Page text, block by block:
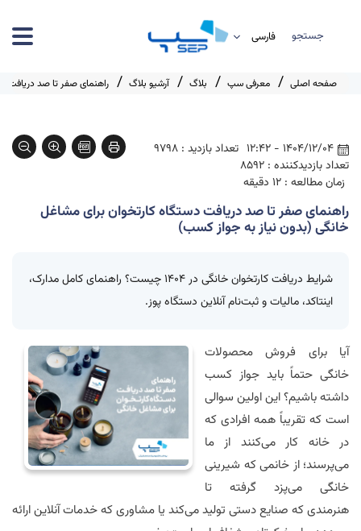
جستجو
صفحه اصلی معرفی سپ بلاگ آرشیو بلاگ راهنمای صفر تا صد دریافت
1404/12/04 - 12:42
تعداد بازدید : 9798
تعداد بازدیدکننده : 8592
زمان مطالعه : 12 دقیقه
راهنمای صفر تا صد دریافت دستگاه کارتخوان برای مشاغل
خانگی (بدون نیاز به جواز کسب)
شرایط دریافتکارتخوان
خانگی در ۱۴۰۴ چیست؟ راهنمای کامل مدارک،
اینتاکد، مالیات و ثبت‌نام آنلاین دستگاه پوز.
آیا برای فروش محصولات
خانگی حتماً باید جواز کسب
داشته باشیم؟ این اولین سوالی
است که تقریباً همه افرادی که
در خانه کار می‌کنند از ما
می‌پرسند؛ از خانمی که شیرینی
خانگی می‌پزد گرفته تا
هنرمندی که صنایع دستی تولید می‌کند یا مشاوری که خدمات آنلاین ارائه